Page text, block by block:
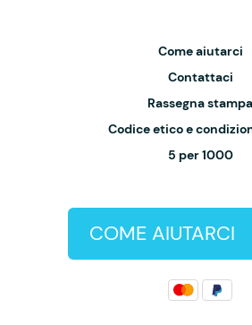
Come aiutarci
Contattaci
Rassegna stampa
Codice etico e
5 per 1000
COME AIUTARCI